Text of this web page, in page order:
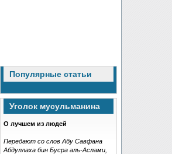
Популярные статьи
Уголок мусульманина
О лучшем из людей
Передают со слов Абу Савфана
Абдуллаха бин Бусра аль-Аслами,